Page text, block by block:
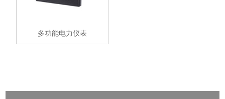
多功能电力仪表